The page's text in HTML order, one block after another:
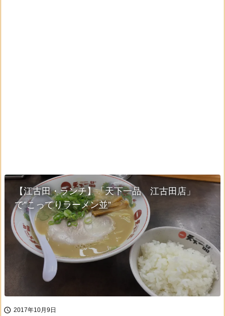
【江古田・ランチ】「天下一品 江古田店」
で”こってりラーメン並”
 2017年10月9日